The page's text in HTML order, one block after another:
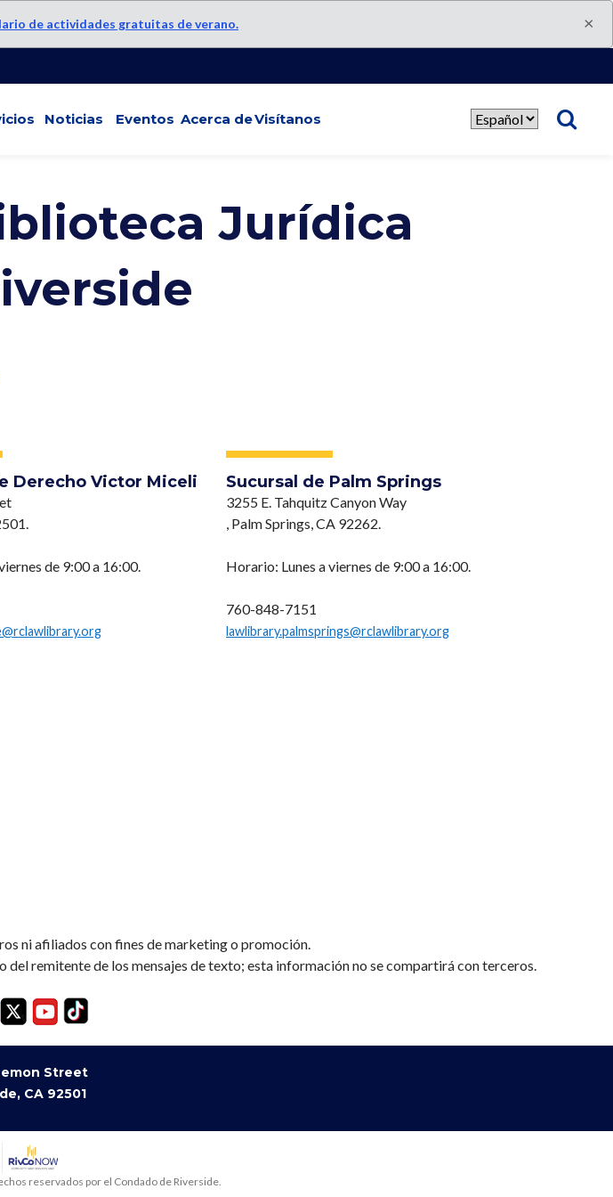
×
de actividades gratuitas de verano.
Noticias Eventos Acerca deVisítanos
Seleccionar
Jurídica
Derecho Victor Miceli
de 9:00 a 16:00.
Sucursal de Palm Springs
3255 E. Tahquitz Canyon Way
, Palm Springs, CA 92262.
Horario: Lunes a viernes de 9:00 a 16:00.
760-848-7151
lawlibrary.palmsprings@rclawlibrary.org
ni afiliados con fines de marketing o promoción.
remitente de los mensajes de texto; esta información no se compartirá con terceros.
Street
CA 92501
reservados por el Condado de Riverside.